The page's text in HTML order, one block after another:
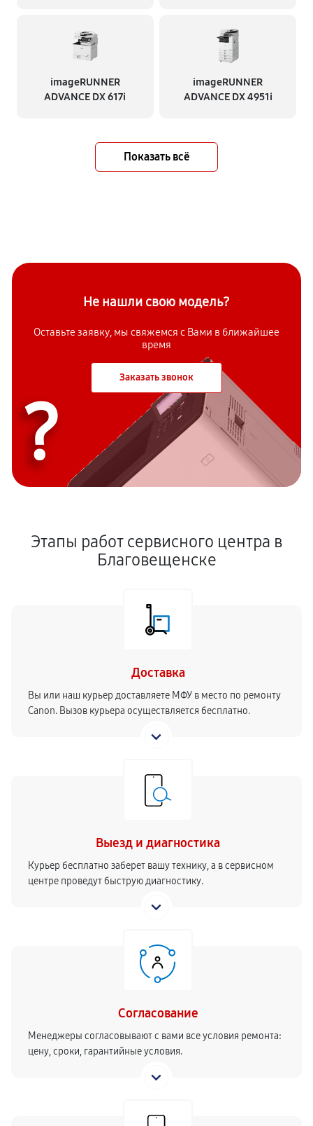
imageRUNNER
ADVANCE DX 617i
imageRUNNER
ADVANCE DX 4951i
Показать всё
Не нашли свою модель?
Оставьте заявку, мы свяжемся с Вами в ближайшее
время
Заказать звонок
?
Этапы работ сервисного центра в
Благовещенске
Доставка
Вы или наш курьер доставляете МФУ в место по ремонту
Canon. Вызов курьера осуществляется бесплатно.
Выезд и диагностика
Курьер бесплатно заберет вашу технику, а в сервисном
центре проведут быструю диагностику.
Согласование
Менеджеры согласовывают с вами все условия ремонта:
цену, сроки, гарантийные условия.